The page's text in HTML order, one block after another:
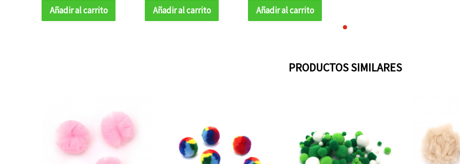
Decoración DIY
Creativa
Añadir al carrito
Decoración DIY
Creativa
Añadir al carrito
Decoración DIY
Creativa
Añadir al carrito
PRODUCTOS SIMILARES